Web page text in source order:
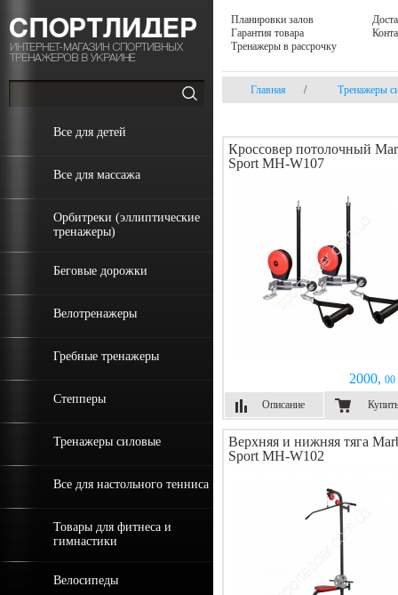
Все для детей
Все для массажа
Орбитреки (эллиптические
тренажеры)
Беговые дорожки
Велотренажеры
Гребные тренажеры
Степперы
Тренажеры силовые
Все для настольного тенниса
Товары для фитнеса и
гимнастики
Велосипеды
Планировки залов
Гарантия товара
Тренажеры в рассрочку
Главная / Тренажеры
Кроссовер потолочный
Sport MH-W107
2000, 00
Описание
Купить
Верхняя и нижняя тяга
Sport MH-W102